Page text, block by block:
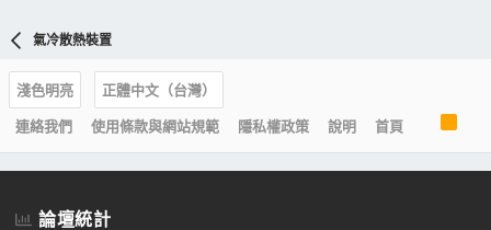
氣冷散熱裝置
淺色明亮
正體中文（台灣）
連絡我們
使用條款與網站規範 隱私權政策 說明 首頁
S
論壇統計